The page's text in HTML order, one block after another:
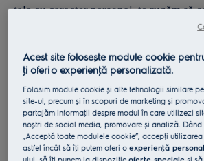
tale cu caracter personal, te rugăm să
Acest site folosește module cookie
ţi oferi o experienţă personalizată.
Folosim module cookie și alte tehnologii similare
site-ul, precum și în scopuri de marketing și
partajăm informaţii despre modul în care utilizezi
noștri de social media, promovare și analiză.
„Acceptă toate modulele cookie”, accepţi
astfel încât să îţi putem oferi oexperienţă
ului, să îţi punem la dispoziţieoferte speciale și